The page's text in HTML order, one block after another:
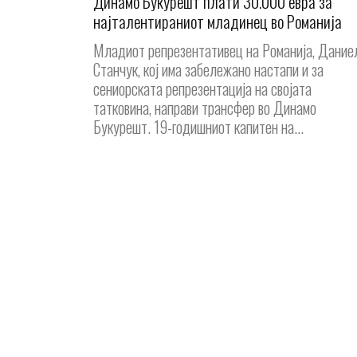
најталентираниот младинец во Романија
Младиот репрезентативец на Романија,
Станчук, кој има забележано настапи и за
сениорската репрезентација на својата
татковина, направи трансфер во Динамо
Букурешт. 19-годишниот капитен на...